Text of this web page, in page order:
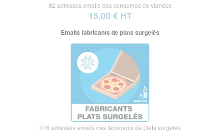
82 adresses emails des conserves de viandes
15,00 € HT
Emails fabricants de plats surgelés
376 adresses emails des fabricants de plats surgelés